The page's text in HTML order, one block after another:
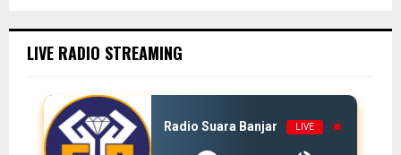
LIVE RADIO STREAMING
Radio Suara Banjar LIVE